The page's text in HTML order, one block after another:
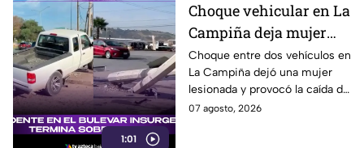
1:01
Choque vehicular en La
Campiña deja mujer
lesionada y derriba
postes hoy 7 de agosto
Choque entre dos vehículos en
La Campiña dejó una mujer
lesionada y provocó la caída de
postes hoy junto al bulevar
07 agosto, 2026